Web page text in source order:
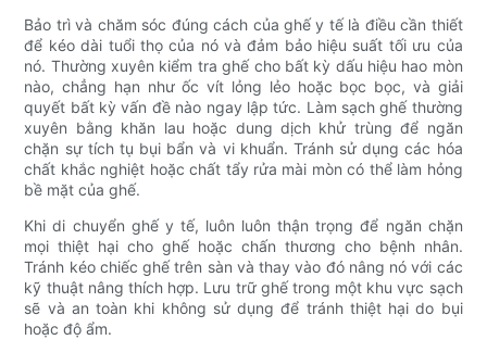
Bảo trì và chăm sóc đúng cách của ghế y tế là điều cần thiết
để kéo dài tuổi thọ của nó và đảm bảo hiệu suất tối ưu của
nó. Thường xuyên kiểm tra ghế cho bất kỳ dấu hiệu hao mòn
nào, chẳng hạn như ốc vít lỏng lẻo hoặc bọc bọc, và giải
quyết bất kỳ vấn đề nào ngay lập tức. Làm sạch ghế thường
xuyên bằng khăn lau hoặc dung dịch khử trùng để ngăn
chặn sự tích tụ bụi bẩn và vi khuẩn. Tránh sử dụng các hóa
chất khắc nghiệt hoặc chất tẩy rửa mài mòn có thể làm hỏng
bề mặt của ghế.
Khi di chuyển ghế y tế, luôn luôn thận trọng để ngăn chặn
mọi thiệt hại cho ghế hoặc chấn thương cho bệnh nhân.
Tránh kéo chiếc ghế trên sàn và thay vào đó nâng nó với các
kỹ thuật nâng thích hợp. Lưu trữ ghế trong một khu vực sạch
sẽ và an toàn khi không sử dụng để tránh thiệt hại do bụi
hoặc độ ẩm.